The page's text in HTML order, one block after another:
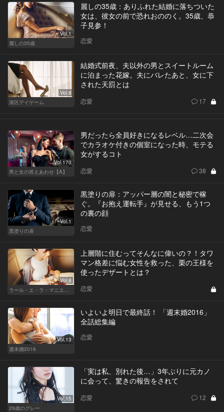
Vol.1
麗しの35歳
麗しの35歳：ありふれた結婚に落ちついた
女は、彼女の前で恐れおののく。35歳、恭
子見参！
恋愛
Vol.8
港区デイゲーム
結婚式前夜、夫以外の男とスイートルーム
に泊まった花嫁。夫にバレたあと、女に下
された天罰とは
恋愛 17
Vol.170
男と女の答えあわせ【A】
男だったら全員好きになるレベル…二次会
でカラオケ付きの個室になった時、モテる
女がするコト
恋愛 38
Vol.1
黒塗りの扉
黒塗りの扉：アッパー層の闇と秘密で稼
ぐ。『お抱え運転手』が見せる、もう1つ
の裏の顔
恋愛
Vol.8
ラール・エ・ラ・マニエール
上層階に住むってそんなに偉いの？！タワ
マン格差に悩む女性を救った、栗の王様を
使ったデザートとは？
恋愛
Vol.13
週末婚2016
いよいよ明日で最終話！ 「週末婚2016」
全話総集編
恋愛
Vol.15
29歳のグレー
「実は私、別れた後…」3年ぶりに元カノ
に会って、驚きの報告をされて
恋愛 12